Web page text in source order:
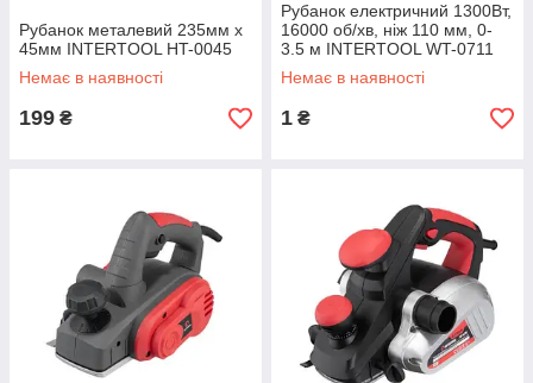
Рубанок металевий 235мм x
45мм INTERTOOL HT-0045
Немає в наявності
199 ₴
Рубанок електричний 1300Вт,
16000 об/хв, ніж 110 мм, 0-
3.5 м INTERTOOL WT-0711
Немає в наявності
1 ₴